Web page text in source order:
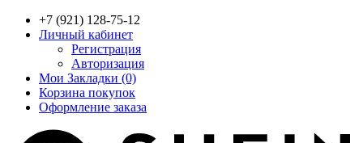
+7 (921) 128-75-12
Личный кабинет
Регистрация
Авторизация
Мои Закладки (0)
Корзина покупок
Оформление заказа